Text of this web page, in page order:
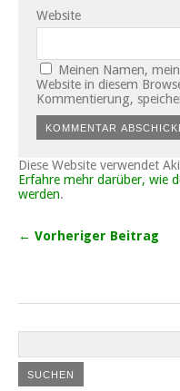
Website
Meinen Namen,
Website in diesem
Kommentierung,
Diese Website verwendet
Erfahre mehr darüber, wie
werden.
← Vorheriger Beitrag